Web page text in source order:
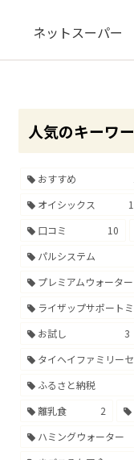
ネットスーパー
人気のキーワ
おすすめ
オイシックス
口コミ
10
パルシステム
プレミアムウォーター
ライザップサポート
お試し
3
タイヘイファミリー
ふるさと納税
離乳食
2
ハミングウォーター